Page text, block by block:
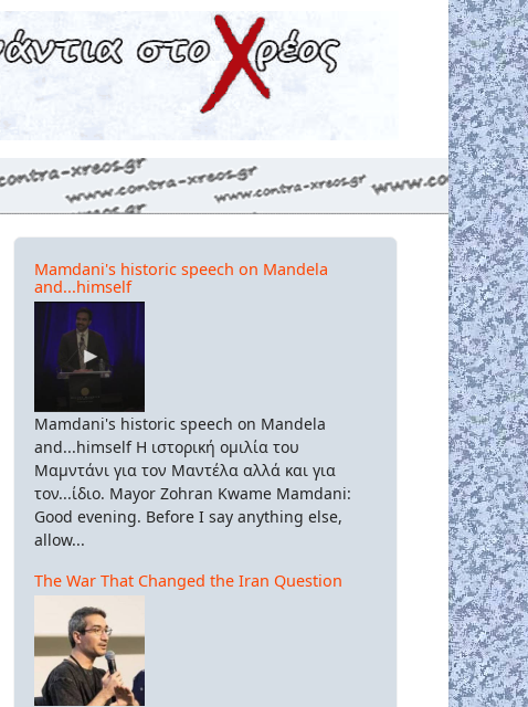
Mamdani's historic speech on Mandela
and...himself
Mamdani's historic speech on Mandela
and...himself Η ιστορική ομιλία του
Μαμντάνι για τον Μαντέλα αλλά και για
τον...ίδιο. Mayor Zohran Kwame Mamdani:
Good evening. Before I say anything else,
allow...
The War That Changed the Iran Question